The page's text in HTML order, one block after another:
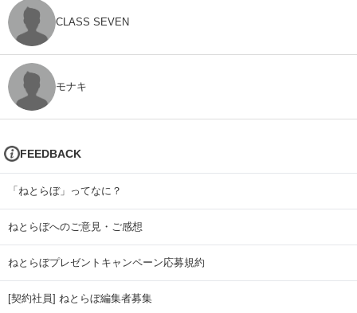
CLASS SEVEN
モナキ
FEEDBACK
「ねとらぼ」ってなに？
ねとらぼへのご意見・ご感想
ねとらぼプレゼントキャンペーン応募規約
[契約社員] ねとらぼ編集者募集